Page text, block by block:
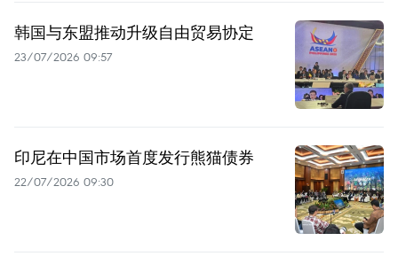
韩国与东盟推动升级自由贸易协定
23/07/2026 09:57
印尼在中国市场首度发行熊猫债券
22/07/2026 09:30